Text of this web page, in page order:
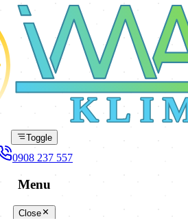
K L I
Toggle
0908 237 557
Menu
Close